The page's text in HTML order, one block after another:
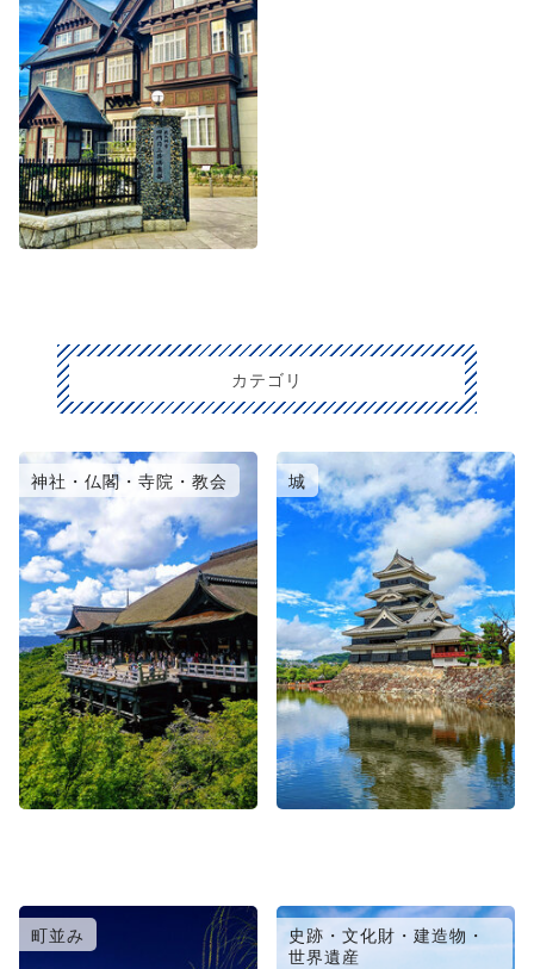
カテゴリ
神社・仏閣・寺院・教会 城
町並み
史跡・文化財・建造物・
世界遺産